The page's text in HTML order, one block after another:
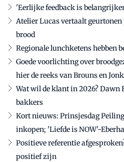
'Eerlijke feedback is
Atelier Lucas vertaalt
brood
Regionale lunchketens hebben
Goede voorlichting over
hier de reeks van Brouns en
Wat wil de klant in 2026? Dawn
bakkers
Kort nieuws: Prinsjesdag
inkopen; 'Liefde is NOW'-
Positieve referentie
positief zijn